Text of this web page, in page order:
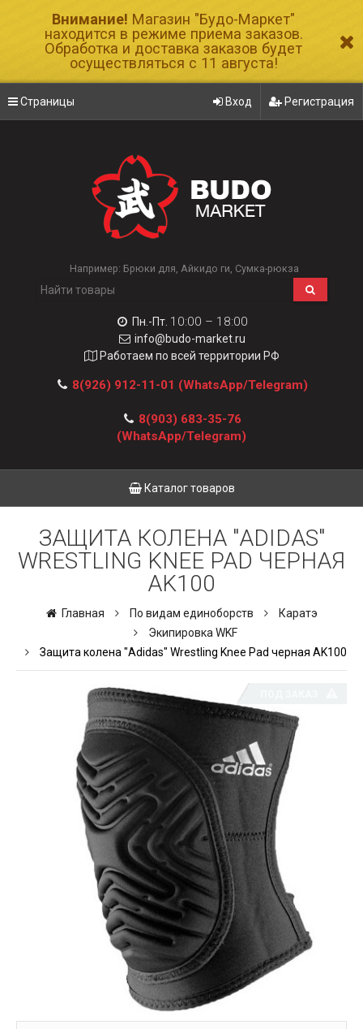
Внимание! Магазин "Будо-Маркет"
находится в режиме приема заказов.
Обработка и доставка заказов будет
осуществляться с 11 августа!
Страницы Вход Регистрация
Например: Брюки для Айкидо ги Сумка-рюкза
Пн.-Пт. 10:00 – 18:00
info@budo-market.ru
Работаем по всей территории РФ
8(926) 912-11-01 (WhatsApp/Telegram)
8(903) 683-35-76
(WhatsApp/Telegram)
Каталог товаров
ЗАЩИТА КОЛЕНА "ADIDAS"
WRESTLING KNEE PAD ЧЕРНАЯ
AK100
Главная По видам единоборств
Каратэ
Экипировка WKF
Защита колена "Adidas" Wrestling Knee Pad черная AK100